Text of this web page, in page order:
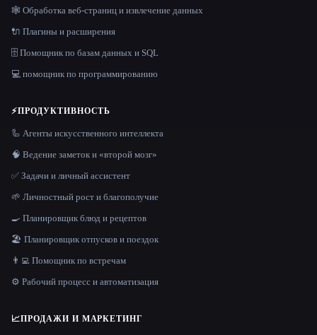
🕸️ Обработка веб-страниц и извлечение данных
🔌 Плагины и расширения
🗄️ Помощник по базам данных и SQL
💻 помощник по программированию
⚡ПРОДУКТИВНОСТЬ
🦾 Агенты искусственного интеллекта
🧠 Ведение заметок и «второй мозг»
✅ Задачи и личный ассистент
🌱 Личностный рост и благополучие
🍳 Планировщик блюд и рецептов
🏖 Планировщик отпусков и поездок
👨‍💻 Помощник по встречам
⚙️ Рабочий процесс и автоматизация
📈ПРОДАЖИ И МАРКЕТИНГ